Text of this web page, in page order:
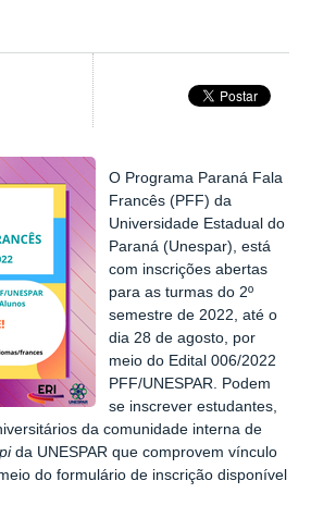
O Programa Paraná Fala
Francês (PFF) da
Universidade Estadual do
Paraná (Unespar), está
com inscrições abertas
para as turmas do 2º
semestre de 2022, até o
dia 28 de agosto, por
meio do Edital 006/2022
PFF/UNESPAR. Podem
se inscrever estudantes,
da comunidade interna de
da UNESPAR que comprovem vínculo
do formulário de inscrição disponível